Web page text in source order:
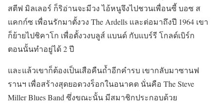
สตีฟ มิลเลอร์ ก็ริอ่านจะมีวง ไอ้หนูจึงไปชวนเพื่อนซี้ บอซ ส
แคกก์ซ เพื่อนรักมาตั้งวง The Ardells และต่อมาถึงปี 1964 เขา
ก็ย้ายไปชิคาโก เพื่อตั้งวงบลูส์ แบนด์ กับแบร์รี โกลด์เบิร์ก
ตอนนั้นทำอยู่ได้ 2 ปี
และแล้วเขาก็ต้องเป็นเสือคืนถ้ำอีกคำรบ เขากลับมาซานฟ
รานฯ เพื่อสร้างสุดยอดวงร็อกในอนาคต นั่นคือ The Steve
Miller Blues Band ซึ่งขณะนั้น มีสมาชิกประกอบด้วย